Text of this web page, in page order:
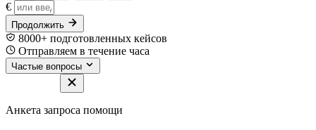
€
Продолжить
8000+ подготовленных кейсов
Отправляем в течение часа
Частые вопросы
Анкета запроса помощи